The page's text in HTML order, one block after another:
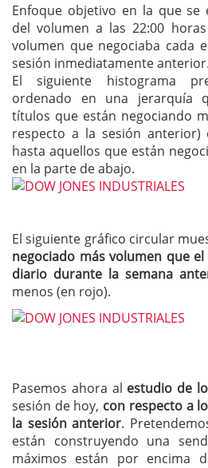
Enfoque objetivo en la que se
del volumen a las 22:00
volumen que negociaba cada
sesión inmediatamente anterior.
El siguiente histograma
ordenado en una jerarquía
títulos que están negociando
respecto a la sesión
hasta aquellos que están
en la parte de abajo.
El siguiente gráfico circular
negociado más volumen que
diario durante la semana
menos (en rojo).
Pasemos ahora al estudio de
sesión de hoy, con respecto a
la sesión anterior.
están construyendo una
máximos están por encima